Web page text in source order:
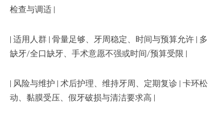
检查与调适 |
| 适用人群 | 骨量足够、牙周稳定、时间与预算允许 | 多
缺牙/全口缺牙、手术意愿不强或时间/预算受限 |
| 风险与维护 | 术后护理、维持牙周、定期复诊 | 卡环松
动、黏膜受压、假牙破损与清洁要求高 |